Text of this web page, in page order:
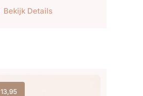
Bekijk Details
13,95